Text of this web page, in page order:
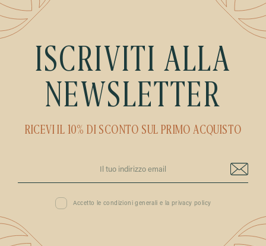
ISCRIVITI ALLA
NEWSLETTER
RICEVI IL 10% DI SCONTO SUL PRIMO ACQUISTO
Accetto le condizioni generali e la privacy policy